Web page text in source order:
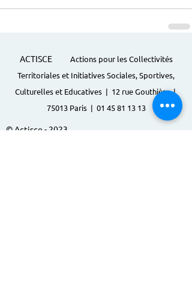
ACTISCE
Actions pour les Collectivités
Territoriales et Initiatives Sociales, Sportives,
Culturelles et Educatives | 12 rue Gouthière |
75013 Paris | 01 45 81 13 13
© Actisce - 2023